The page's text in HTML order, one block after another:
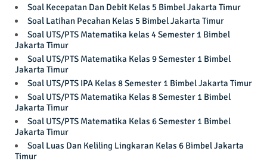
Soal Kecepatan Dan Debit Kelas 5 Bimbel Jakarta Timur
Soal Latihan Pecahan Kelas 5 Bimbel Jakarta Timur
Soal UTS/PTS Matematika kelas 4 Semester 1 Bimbel
Jakarta Timur
Soal UTS/PTS Matematika Kelas 9 Semester 1 Bimbel
Jakarta Timur
Soal UTS/PTS IPA Kelas 8 Semester 1 Bimbel Jakarta Timur
Soal UTS/PTS Matematika Kelas 8 Semester 1 Bimbel
Jakarta Timur
Soal UTS/PTS Matematika Kelas 6 Semester 1 Bimbel
Jakarta Timur
Soal Luas Dan Keliling Lingkaran Kelas 6 Bimbel Jakarta
Timur